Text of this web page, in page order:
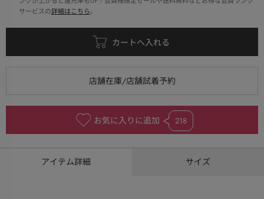
サービスの詳細はこちら。
お気に入りに追加 218
アイテム詳細 サイズ